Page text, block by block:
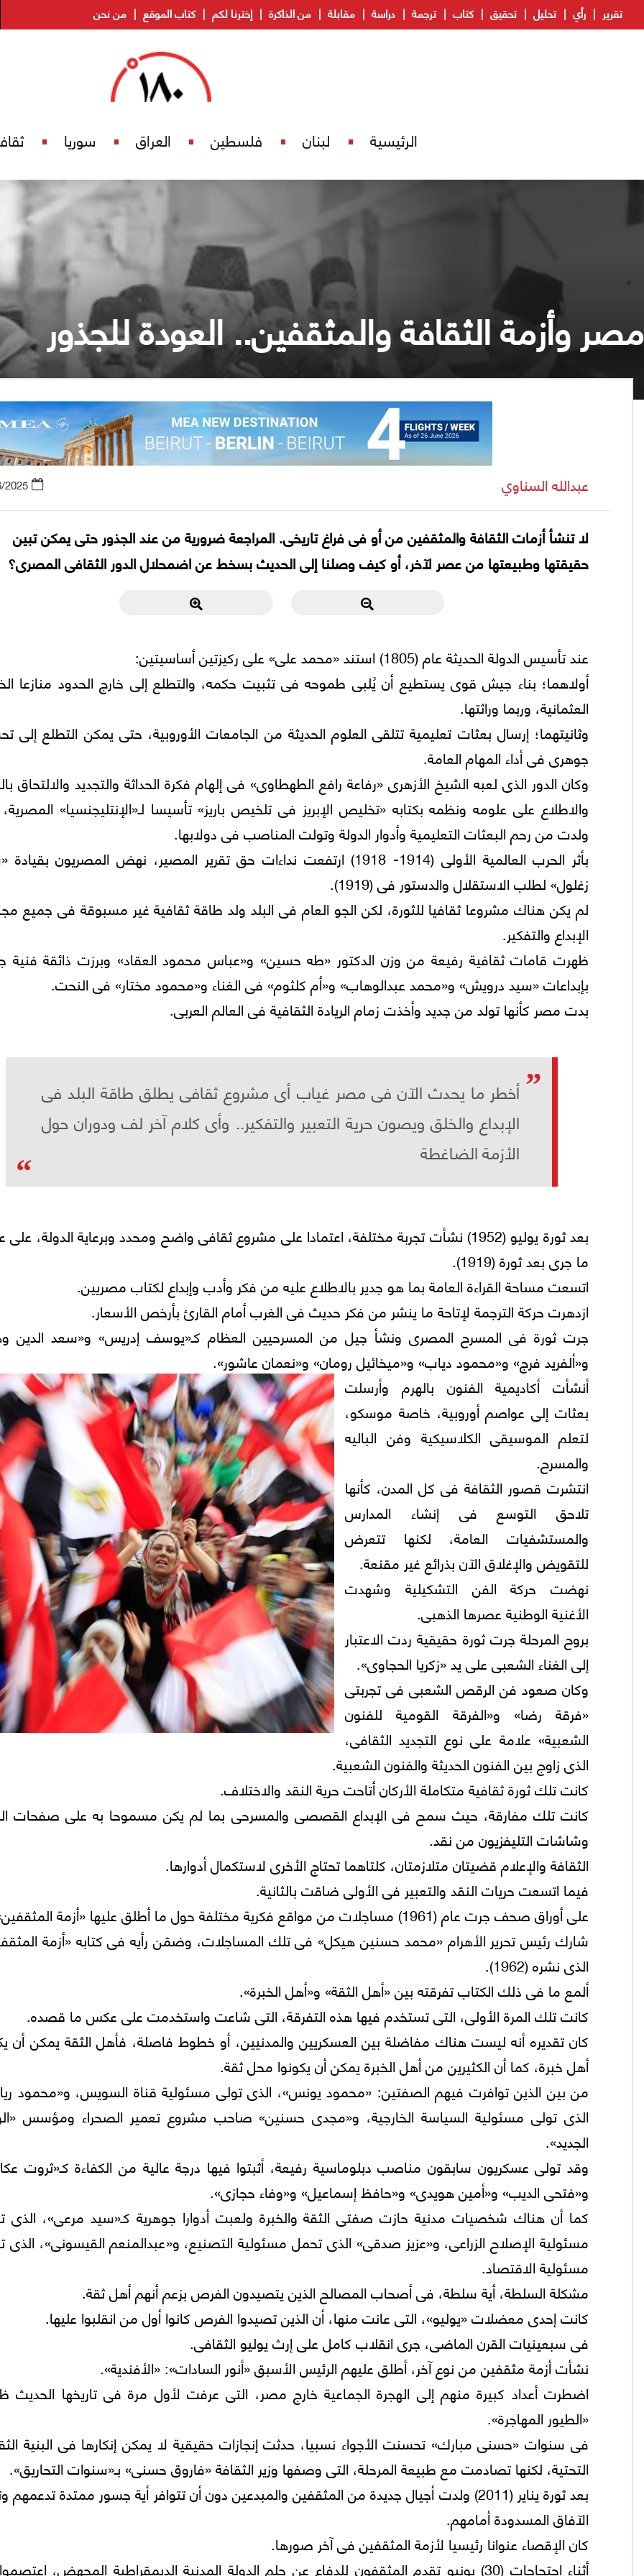
تقرير رأي تحليل تحقيق كتاب ترجمة دراسة مقابلة من الذاكرة إخترنا لكم كتاب الموقع من نحن
الرئيسية لبنان فلسطين العراق سوريا
مصر وأزمة الثقافة والمثقفين.. العودة للجذور
عبدالله السناوي 2025
لا تنشأ أزمات الثقافة والمثقفين من أو فى فراغ تاريخى. المراجعة ضرورية من عند الجذور حتى يمكن تبين
حقيقتها وطبيعتها من عصر لآخر، أو كيف وصلنا إلى الحديث بسخط عن اضمحلال الدور الثقافى المصرى؟
عند تأسيس الدولة الحديثة عام (1805) استند «محمد على» على ركيزتين أساسيتين:
أولاهما؛ بناء جيش قوى يستطيع أن يُلبى طموحه فى تثبيت حكمه، والتطلع إلى خارج الحدود منازعا
العثمانية، وربما وراثتها.
وثانيتهما؛ إرسال بعثات تعليمية تتلقى العلوم الحديثة من الجامعات الأوروبية، حتى يمكن التطلع إلى
جوهرى فى أداء المهام العامة.
وكان الدور الذى لعبه الشيخ الأزهرى «رفاعة رافع الطهطاوى» فى إلهام فكرة الحداثة والتجديد والالتحاق
والاطلاع على علومه ونظمه بكتابه «تخليص الإبريز فى تلخيص باريز» تأسيسا لـ«الإنتليجنسيا»
ولدت من رحم البعثات التعليمية وأدوار الدولة وتولت المناصب فى دولابها.
بأثر الحرب العالمية الأولى (1914- 1918) ارتفعت نداءات حق تقرير المصير، نهض المصريون
زغلول» لطلب الاستقلال والدستور فى (1919).
لم يكن هناك مشروعا ثقافيا للثورة، لكن الجو العام فى البلد ولد طاقة ثقافية غير مسبوقة فى جميع
الإبداع والتفكير.
ظهرت قامات ثقافية رفيعة من وزن الدكتور «طه حسين» و«عباس محمود العقاد» وبرزت ذائقة فنية
بإبداعات «سيد درويش» و«محمد عبدالوهاب» و«أم كلثوم» فى الغناء و«محمود مختار» فى النحت.
بدت مصر كأنها تولد من جديد وأخذت زمام الريادة الثقافية فى العالم العربى.
أخطر ما يحدث الآن فى مصر غياب أى مشروع ثقافى يطلق طاقة البلد فى
الإبداع والخلق ويصون حرية التعبير والتفكير.. وأى كلام آخر لف ودوران حول
الأزمة الضاغطة
بعد ثورة يوليو (1952) نشأت تجربة مختلفة، اعتمادا على مشروع ثقافى واضح ومحدد وبرعاية الدولة،
ما جرى بعد ثورة (1919).
اتسعت مساحة القراءة العامة بما هو جدير بالاطلاع عليه من فكر وأدب وإبداع لكتاب مصريين.
ازدهرت حركة الترجمة لإتاحة ما ينشر من فكر حديث فى الغرب أمام القارئ بأرخص الأسعار.
جرت ثورة فى المسرح المصرى ونشأ جيل من المسرحيين العظام كـ«يوسف إدريس» و«سعد الدين
و«ألفريد فرج» و«محمود دياب» و«ميخائيل رومان» و«نعمان عاشور».
أنشأت أكاديمية الفنون بالهرم وأرسلت
بعثات إلى عواصم أوروبية، خاصة موسكو،
لتعلم الموسيقى الكلاسيكية وفن الباليه
والمسرح.
انتشرت قصور الثقافة فى كل المدن، كأنها
تلاحق التوسع فى إنشاء المدارس
والمستشفيات العامة، لكنها تتعرض
للتقويض والإغلاق الآن بذرائع غير مقنعة.
نهضت حركة الفن التشكيلية وشهدت
الأغنية الوطنية عصرها الذهبى.
بروح المرحلة جرت ثورة حقيقية ردت الاعتبار
إلى الغناء الشعبى على يد «زكريا الحجاوى».
وكان صعود فن الرقص الشعبى فى تجربتى
«فرقة رضا» و«الفرقة القومية للفنون
الشعبية» علامة على نوع التجديد الثقافى،
الذى زاوج بين الفنون الحديثة والفنون الشعبية.
كانت تلك ثورة ثقافية متكاملة الأركان أتاحت حرية النقد والاختلاف.
كانت تلك مفارقة، حيث سمح فى الإبداع القصصى والمسرحى بما لم يكن مسموحا به على صفحات
وشاشات التليفزيون من نقد.
الثقافة والإعلام قضيتان متلازمتان، كلتاهما تحتاج الأخرى لاستكمال أدوارها.
فيما اتسعت حريات النقد والتعبير فى الأولى ضاقت بالثانية.
على أوراق صحف جرت عام (1961) مساجلات من مواقع فكرية مختلفة حول ما أطلق عليها «أزمة المثقفين».
شارك رئيس تحرير الأهرام «محمد حسنين هيكل» فى تلك المساجلات، وضمّن رأيه فى كتابه «أزمة
الذى نشره (1962).
ألمع ما فى ذلك الكتاب تفرقته بين «أهل الثقة» و«أهل الخبرة».
كانت تلك المرة الأولى، التى تستخدم فيها هذه التفرقة، التى شاعت واستخدمت على عكس ما قصده.
كان تقديره أنه ليست هناك مفاضلة بين العسكريين والمدنيين، أو خطوط فاصلة، فأهل الثقة يمكن أن
أهل خبرة، كما أن الكثيرين من أهل الخبرة يمكن أن يكونوا محل ثقة.
من بين الذين توافرت فيهم الصفتين: «محمود يونس»، الذى تولى مسئولية قناة السويس، و«محمود
الذى تولى مسئولية السياسة الخارجية، و«مجدى حسنين» صاحب مشروع تعمير الصحراء ومؤسس
الجديد».
وقد تولى عسكريون سابقون مناصب دبلوماسية رفيعة، أثبتوا فيها درجة عالية من الكفاءة كـ«ثروت
و«فتحى الديب» و«أمين هويدى» و«حافظ إسماعيل» و«وفاء حجازى».
كما أن هناك شخصيات مدنية حازت صفتى الثقة والخبرة ولعبت أدوارا جوهرية كـ«سيد مرعى»، الذى
مسئولية الإصلاح الزراعى، و«عزيز صدقى» الذى تحمل مسئولية التصنيع، و«عبدالمنعم القيسونى»،
مسئولية الاقتصاد.
مشكلة السلطة، أية سلطة، فى أصحاب المصالح الذين يتصيدون الفرص بزعم أنهم أهل ثقة.
كانت إحدى معضلات «يوليو»، التى عانت منها، أن الذين تصيدوا الفرص كانوا أول من انقلبوا عليها.
فى سبعينيات القرن الماضى، جرى انقلاب كامل على إرث يوليو الثقافى.
نشأت أزمة مثقفين من نوع آخر، أطلق عليهم الرئيس الأسبق «أنور السادات»: «الأفندية».
اضطرت أعداد كبيرة منهم إلى الهجرة الجماعية خارج مصر، التى عرفت لأول مرة فى تاريخها الحديث
«الطيور المهاجرة».
فى سنوات «حسنى مبارك» تحسنت الأجواء نسبيا، حدثت إنجازات حقيقية لا يمكن إنكارها فى البنية
التحتية، لكنها تصادمت مع طبيعة المرحلة، التى وصفها وزير الثقافة «فاروق حسنى» بـ«سنوات التحاريق».
بعد ثورة يناير (2011) ولدت أجيال جديدة من المثقفين والمبدعين دون أن تتوافر أية جسور ممتدة
الآفاق المسدودة أمامهم.
كان الإقصاء عنوانا رئيسيا لأزمة المثقفين فى آخر صورها.
أثناء احتجاجات (30) يونيو تقدم المثقفون للدفاع عن حلم الدولة المدنية الديمقراطية المجهض،